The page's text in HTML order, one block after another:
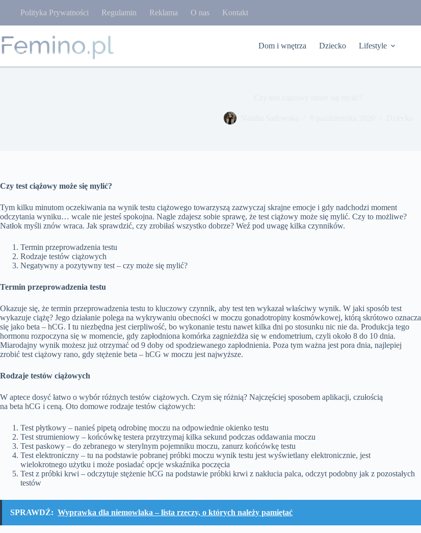
Polityka Prywatności Regulamin Reklama O nas Kontakt
Dom i wnętrza Dziecko Lifestyle
Czy test ciążowy może się mylić?
Tym kilku minutom oczekiwania na wynik testu ciążowego towarzyszą zazwyczaj skrajne emocje i gdy nadchodzi moment
odczytania wyniku… wcale nie jesteś spokojna. Nagle zdajesz sobie sprawę, że test ciążowy może się mylić. Czy to możliwe?
Natłok myśli znów wraca. Jak sprawdzić, czy zrobiłaś wszystko dobrze? Weź pod uwagę kilka czynników.
Termin przeprowadzenia testu
Rodzaje testów ciążowych
Negatywny a pozytywny test – czy może się mylić?
Termin przeprowadzenia testu
Okazuje się, że termin przeprowadzenia testu to kluczowy czynnik, aby test ten wykazał właściwy wynik. W jaki sposób test
wykazuje ciążę? Jego działanie polega na wykrywaniu obecności w moczu gonadotropiny kosmówkowej, którą skrótowo oznacza
się jako beta – hCG. I tu niezbędna jest cierpliwość, bo wykonanie testu nawet kilka dni po stosunku nic nie da. Produkcja tego
hormonu rozpoczyna się w momencie, gdy zapłodniona komórka zagnieżdża się w endometrium, czyli około 8 do 10 dnia.
Miarodajny wynik możesz już otrzymać od 9 doby od spodziewanego zapłodnienia. Poza tym ważna jest pora dnia, najlepiej
zrobić test ciążowy rano, gdy stężenie beta – hCG w moczu jest najwyższe.
Rodzaje testów ciążowych
W aptece dosyć łatwo o wybór różnych testów ciążowych. Czym się różnią? Najczęściej sposobem aplikacji, czułością
na beta hCG i ceną. Oto domowe rodzaje testów ciążowych:
Test płytkowy – nanieś pipetą odrobinę moczu na odpowiednie okienko testu
Test strumieniowy – końcówkę testera przytrzymaj kilka sekund podczas oddawania moczu
Test paskowy – do zebranego w sterylnym pojemniku moczu, zanurz końcówkę testu
Test elektroniczny – tu na podstawie pobranej próbki moczu wynik testu jest wyświetlany elektronicznie, jest
wielokrotnego użytku i może posiadać opcje wskaźnika poczęcia
Test z próbki krwi – odczytuje stężenie hCG na podstawie próbki krwi z nakłucia palca, odczyt podobny jak z pozostałych
testów
SPRAWDŹ: Wyprawka dla niemowlaka – lista rzeczy, o których należy pamiętać